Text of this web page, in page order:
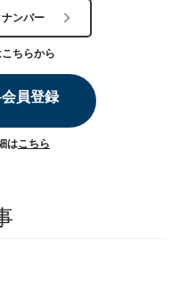
ンバー
ちらから
員登録
はこちら